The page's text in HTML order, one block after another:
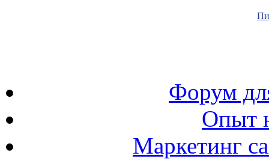
Форум
Опыт
Маркетинг